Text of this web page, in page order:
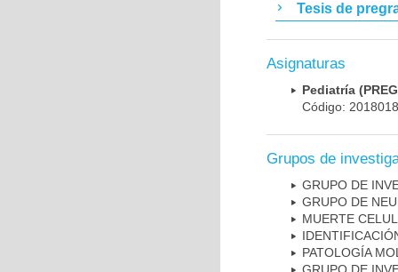
Tesis de
Asignaturas
Pediatría
Código:
Grupos de
GRUPO DE
GRUPO DE
MUERTE
PATOLOGÍA
GRUPO DE